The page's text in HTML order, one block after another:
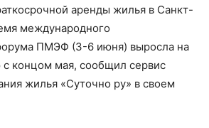
аренды жилья в Санкт-
международного
ПМЭФ (3-6 июня) выросла на
с концом мая, сообщил сервис
жилья «Суточно ру» в своем